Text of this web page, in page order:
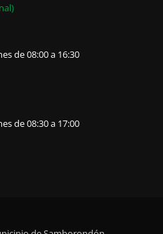
de 08:00 a 16:30
de 08:30 a 17:00